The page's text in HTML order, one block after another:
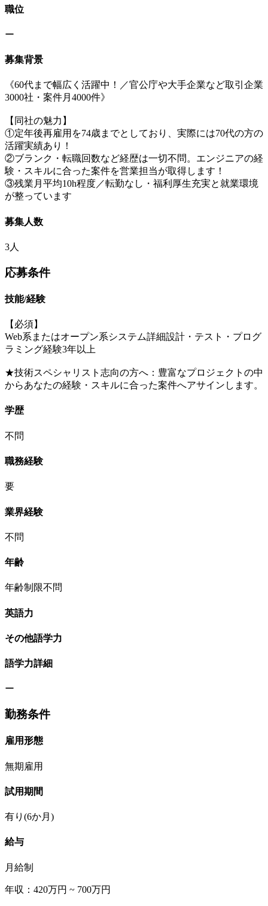
職位
ー
募集背景
《60代まで幅広く活躍中！／官公庁や大手企業など取引企業
3000社・案件月4000件》
【同社の魅力】
①定年後再雇用を74歳までとしており、実際には70代の方の
活躍実績あり！
②ブランク・転職回数など経歴は一切不問。エンジニアの経
験・スキルに合った案件を営業担当が取得します！
③残業月平均10h程度／転勤なし・福利厚生充実と就業環境
が整っています
募集人数
3人
応募条件
技能/経験
【必須】
Web系またはオープン系システム詳細設計・テスト・プログ
ラミング経験3年以上
★技術スペシャリスト志向の方へ：豊富なプロジェクトの中
からあなたの経験・スキルに合った案件へアサインします。
学歴
不問
職務経験
要
業界経験
不問
年齢
年齢制限不問
英語力
その他語学力
語学力詳細
ー
勤務条件
雇用形態
無期雇用
試用期間
有り(6か月)
給与
月給制
年収：420万円 ~ 700万円